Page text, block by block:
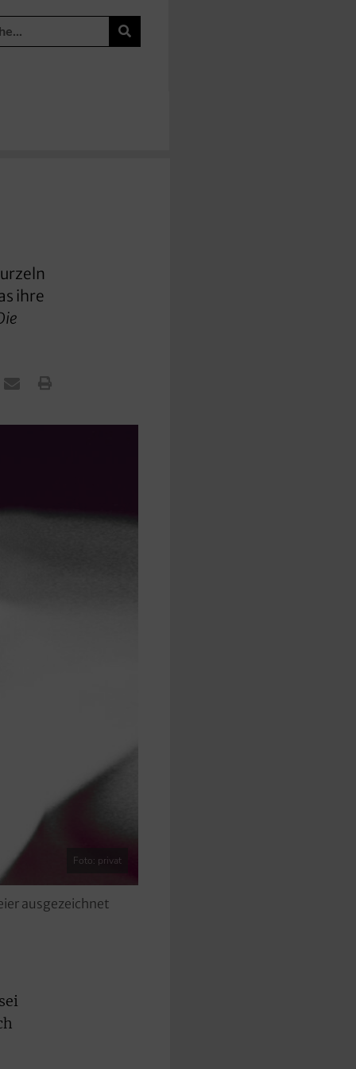
ihre
Foto: privat
ausgezeichnet